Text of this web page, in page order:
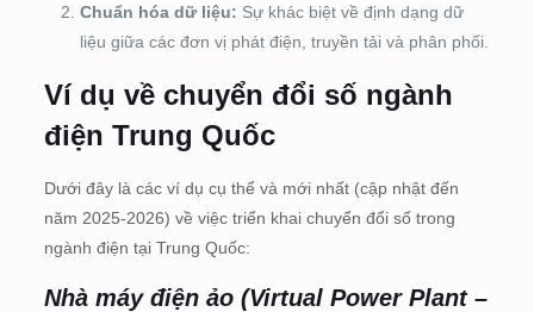
Chuẩn hóa dữ liệu: Sự khác biệt về định dạng dữ
liệu giữa các đơn vị phát điện, truyền tải và phân phối.
Ví dụ về chuyển đổi số ngành
điện Trung Quốc
Dưới đây là các ví dụ cụ thể và mới nhất (cập nhật đến
năm 2025-2026) về việc triển khai chuyển đổi số trong
ngành điện tại Trung Quốc:
Nhà máy điện ảo (Virtual Power Plant –